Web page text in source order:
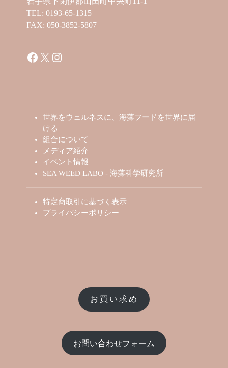
TEL: 0193-65-1315
FAX: 050-3852-5807
Facebook
X Instagram
世界をウェルネスに、海藻フードを世界に届
ける
組合について
メディア紹介
イベント情報
SEA WEED LABO - 海藻科学研究所
特定商取引に基づく表示
プライバシーポリシー
お買い求め
お問い合わせフォーム